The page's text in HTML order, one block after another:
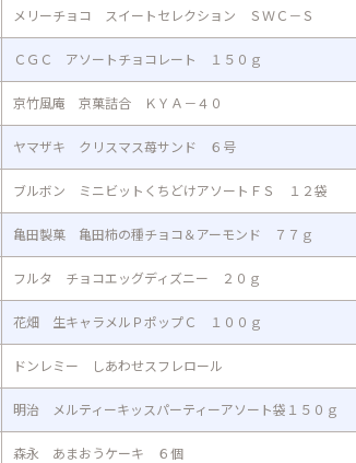
メリーチョコ スイートセレクション ＳＷＣ－Ｓ
ＣＧＣ アソートチョコレート １５０ｇ
京竹風庵 京菓詰合 ＫＹＡ－４０
ヤマザキ クリスマス苺サンド ６号
ブルボン ミニビットくちどけアソートＦＳ １２袋
亀田製菓 亀田柿の種チョコ＆アーモンド ７７ｇ
フルタ チョコエッグディズニー ２０ｇ
花畑 生キャラメルＰポップＣ １００ｇ
ドンレミー しあわせスフレロール
明治 メルティーキッスパーティーアソート袋１５０ｇ
森永 あまおうケーキ ６個